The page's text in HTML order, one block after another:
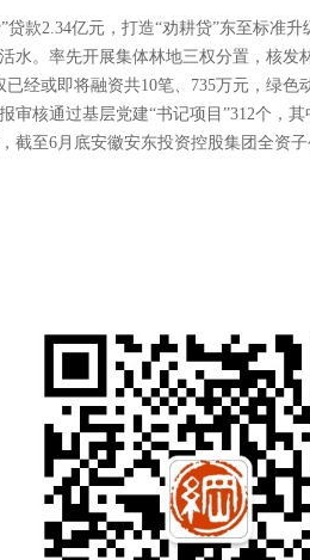
贷款2.34亿元，打造“劝耕贷”东至标准
水。率先开展集体林地三权分置，核发
已经或即将融资共10笔、735万元，绿
审核通过基层党建“书记项目”312个，
截至6月底安徽安东投资控股集团全资